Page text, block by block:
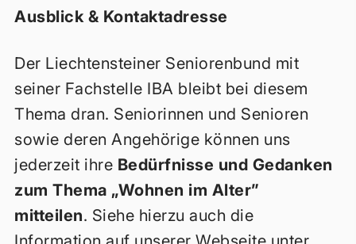
Ausblick & Kontaktadresse
Der Liechtensteiner Seniorenbund mit
seiner Fachstelle IBA bleibt bei diesem
Thema dran. Seniorinnen und Senioren
sowie deren Angehörige können uns
jederzeit ihre Bedürfnisse und Gedanken
zum Thema „Wohnen im Alter”
mitteilen. Siehe hierzu auch die